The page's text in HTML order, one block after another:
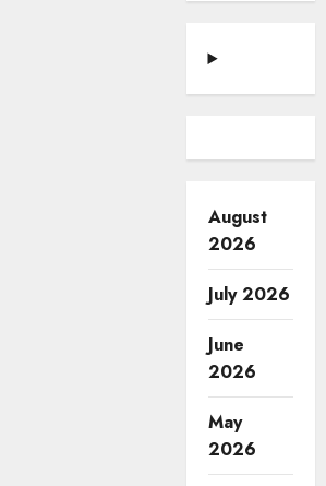
August
2026
July 2026
June
2026
May
2026